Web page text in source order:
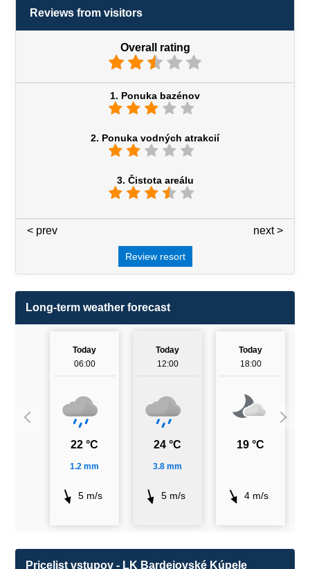
Reviews from visitors
Overall rating
1. Ponuka bazénov
2. Ponuka vodných atrakcií
3. Čistota areálu
next >
< prev
Review resort
Long-term weather forecast
Today
06:00
22 °C
1.2 mm
5 m/s
Today
12:00
24 °C
3.8 mm
5 m/s
Today
18:00
19 °C
4 m/s
Pricelist vstupov - LK Bardejovské Kúpele